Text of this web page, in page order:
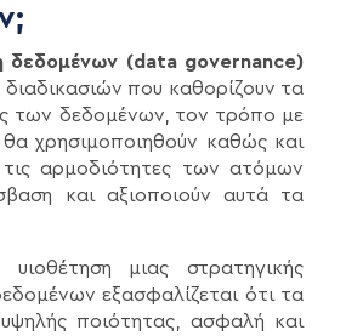
δεδομένων (data governance)
διαδικασιών που καθορίζουν τα
των δεδομένων, τον τρόπο με
χρησιμοποιηθούν καθώς και
τις αρμοδιότητες των ατόμων
και αξιοποιούν αυτά τα
μιας στρατηγικής
εξασφαλίζεται ότι τα
ποιότητας, ασφαλή και